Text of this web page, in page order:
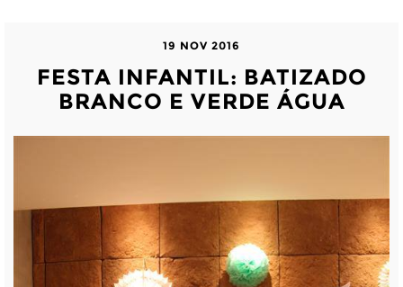
19 NOV 2016
FESTA INFANTIL: BATIZADO
BRANCO E VERDE ÁGUA